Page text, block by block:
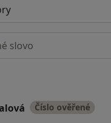
Číslo ověřené